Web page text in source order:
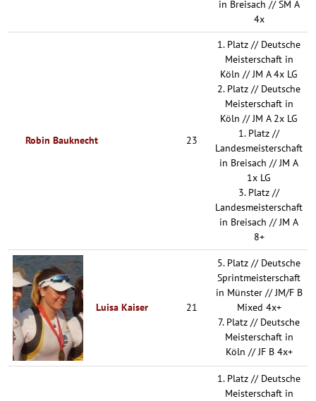
in Breisach // SM A
4x
Robin Bauknecht 23
1. Platz // Deutsche
Meisterschaft in
Köln // JM A 4x LG
2. Platz // Deutsche
Meisterschaft in
Köln // JM A 2x LG
1. Platz //
Landesmeisterschaft
in Breisach // JM A
1x LG
3. Platz //
Landesmeisterschaft
in Breisach // JM A
8+
Luisa Kaiser 21
5. Platz // Deutsche
Sprintmeisterschaft
in Münster // JM/F B
Mixed 4x+
7. Platz // Deutsche
Meisterschaft in
Köln // JF B 4x+
1. Platz // Deutsche
Meisterschaft in